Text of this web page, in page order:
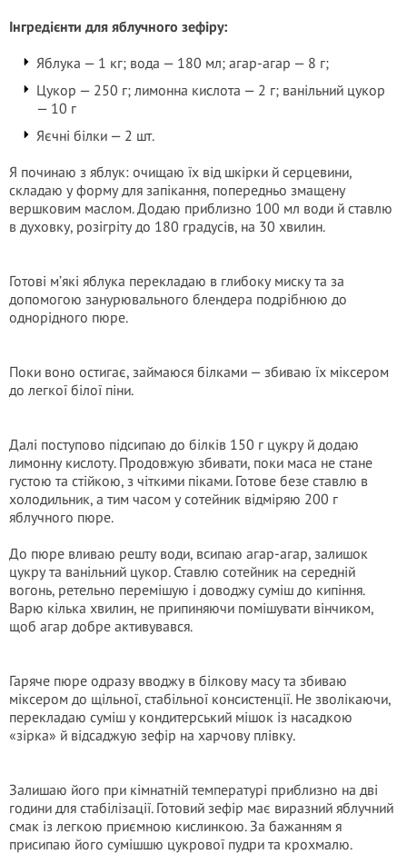
Інгредієнти для яблучного зефіру:
Яблука — 1 кг; вода — 180 мл; агар-агар — 8 г;
Цукор — 250 г; лимонна кислота — 2 г; ванільний цукор
— 10 г
Яєчні білки — 2 шт.
Я починаю з яблук: очищаю їх від шкірки й серцевини,
складаю у форму для запікання, попередньо змащену
вершковим маслом. Додаю приблизно 100 мл води й ставлю
в духовку, розігріту до 180 градусів, на 30 хвилин.
Готові м’які яблука перекладаю в глибоку миску та за
допомогою занурювального блендера подрібнюю до
однорідного пюре.
Поки воно остигає, займаюся білками — збиваю їх міксером
до легкої білої піни.
Далі поступово підсипаю до білків 150 г цукру й додаю
лимонну кислоту. Продовжую збивати, поки маса не стане
густою та стійкою, з чіткими піками. Готове безе ставлю в
холодильник, а тим часом у сотейник відміряю 200 г
яблучного пюре.
До пюре вливаю решту води, всипаю агар-агар, залишок
цукру та ванільний цукор. Ставлю сотейник на середній
вогонь, ретельно перемішую і доводжу суміш до кипіння.
Варю кілька хвилин, не припиняючи помішувати вінчиком,
щоб агар добре активувався.
Гаряче пюре одразу вводжу в білкову масу та збиваю
міксером до щільної, стабільної консистенції. Не зволікаючи,
перекладаю суміш у кондитерський мішок із насадкою
«зірка» й відсаджую зефір на харчову плівку.
Залишаю його при кімнатній температурі приблизно на дві
години для стабілізації. Готовий зефір має виразний яблучний
смак із легкою приємною кислинкою. За бажанням я
присипаю його сумішшю цукрової пудри та крохмалю.